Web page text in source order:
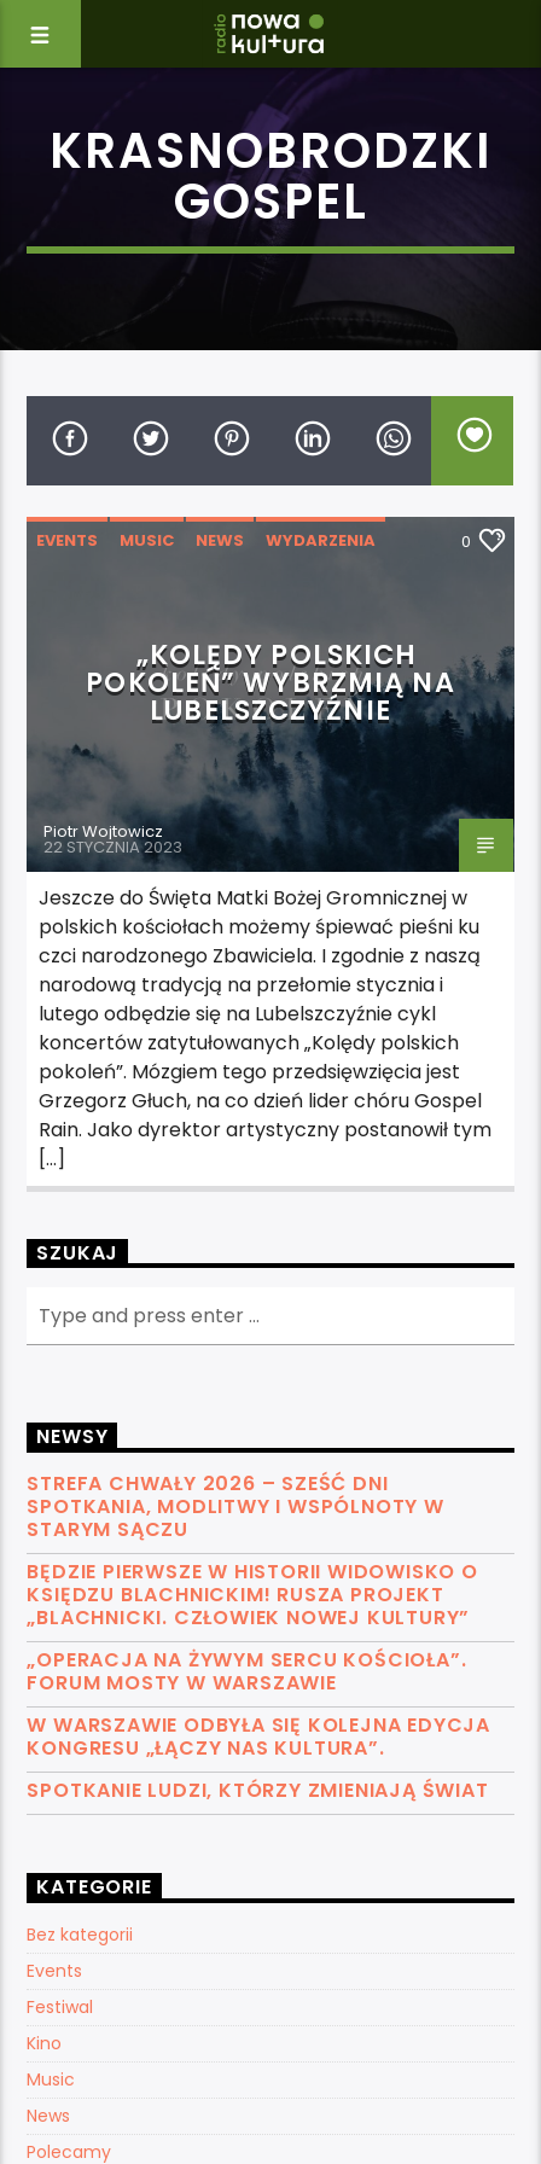
KRASNOBRODZKI
GOSPEL
EVENTS MUSIC NEWS WYDARZENIA 0
„KOLĘDY POLSKICH
POKOLEŃ” WYBRZMIĄ NA
LUBELSZCZYŹNIE
Piotr Wojtowicz
22 STYCZNIA 2023
Jeszcze do Święta Matki Bożej Gromnicznej w
polskich kościołach możemy śpiewać pieśni ku
czci narodzonego Zbawiciela. I zgodnie z naszą
narodową tradycją na przełomie stycznia i
lutego odbędzie się na Lubelszczyźnie cykl
koncertów zatytułowanych „Kolędy polskich
pokoleń”. Mózgiem tego przedsięwzięcia jest
Grzegorz Głuch, na co dzień lider chóru Gospel
Rain. Jako dyrektor artystyczny postanowił tym
[…]
SZUKAJ
NEWSY
STREFA CHWAŁY 2026 – SZEŚĆ DNI
SPOTKANIA, MODLITWY I WSPÓLNOTY W
STARYM SĄCZU
BĘDZIE PIERWSZE W HISTORII WIDOWISKO O
KSIĘDZU BLACHNICKIM! RUSZA PROJEKT
„BLACHNICKI. CZŁOWIEK NOWEJ KULTURY”
„OPERACJA NA ŻYWYM SERCU KOŚCIOŁA”.
FORUM MOSTY W WARSZAWIE
W WARSZAWIE ODBYŁA SIĘ KOLEJNA EDYCJA
KONGRESU „ŁĄCZY NAS KULTURA”.
SPOTKANIE LUDZI, KTÓRZY ZMIENIAJĄ ŚWIAT
KATEGORIE
Bez kategorii
Events
Festiwal
Kino
Music
News
Polecamy